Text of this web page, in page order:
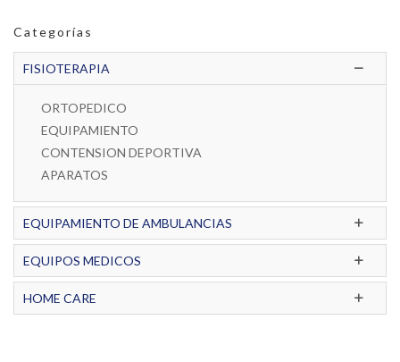
Categorías
FISIOTERAPIA
ORTOPEDICO
EQUIPAMIENTO
CONTENSION DEPORTIVA
APARATOS
EQUIPAMIENTO DE AMBULANCIAS
EQUIPOS MEDICOS
HOME CARE